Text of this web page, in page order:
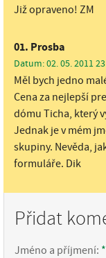
Již opraveno! ZM
01. Prosba
Datum: 02. 05. 2011
Měl bych jedno
Cena za nejlepší
dómu Ticha, který
Jednak je v mém
skupiny. Nevěda,
formuláře. Dik
Přidat
Jméno a příjmení: *